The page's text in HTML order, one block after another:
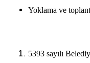
Yoklama ve
5393 sayılı